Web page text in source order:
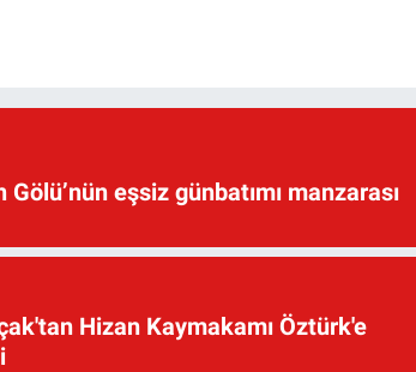
Gölü’nün eşsiz günbatımı manzarası
Hizan Kaymakamı Öztürk'e